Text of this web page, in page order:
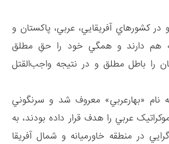
کشورهاي آفريقايي، عربي، پاکستان و
هم دارند و همگي خود را حقِ مطلق
را باطل مطلق و در نتيجه واجب‌القتل
نام «بهارعربي» معروف شد و سرنگوني
عربي را هدف قرار داده بودند، به
در منطقه خاورميانه و شمال آفريقا